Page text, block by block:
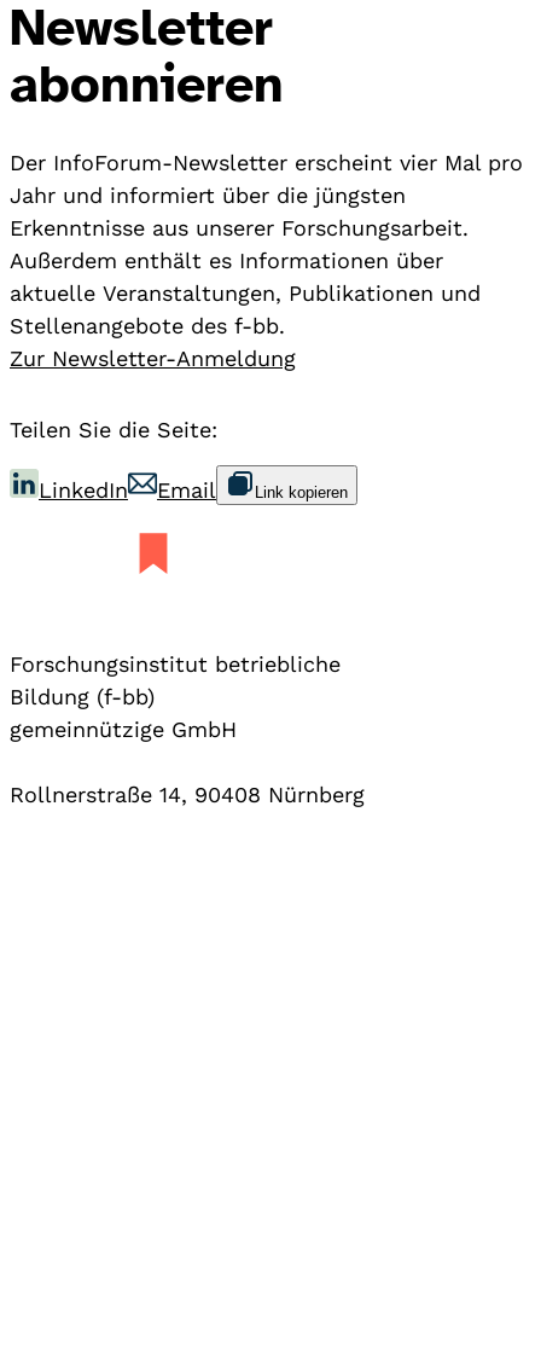
Newsletter
abonnieren
Der InfoForum-Newsletter erscheint vier Mal pro
Jahr und informiert über die jüngsten
Erkenntnisse aus unserer Forschungsarbeit.
Außerdem enthält es Informationen über
aktuelle Veranstaltungen, Publikationen und
Stellenangebote des f-bb.
Zur Newsletter-Anmeldung
Teilen Sie die Seite:
LinkedIn Email Link kopieren
Forschungsinstitut betriebliche
Bildung (f-bb)
gemeinnützige GmbH
Rollnerstraße 14, 90408 Nürnberg